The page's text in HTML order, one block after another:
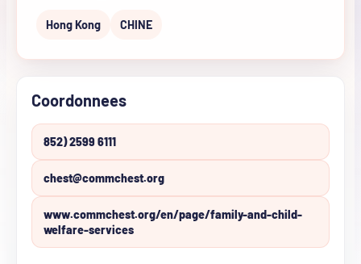
Hong Kong CHINE
Coordonnees
852) 2599 6111
chest@commchest.org
www.commchest.org/en/page/family-and-child-
welfare-services